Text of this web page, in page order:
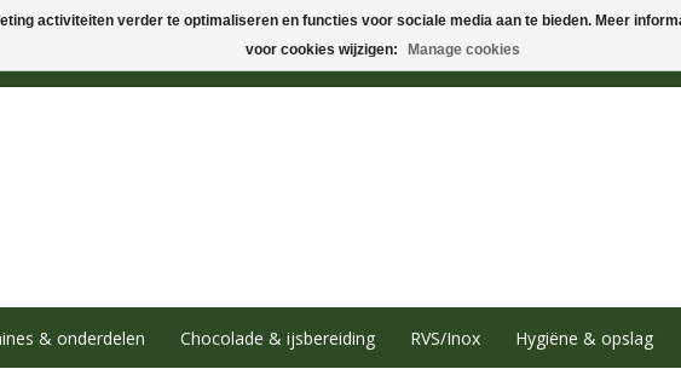
& onderdelen Chocolade & ijsbereiding RVS/Inox Hygiëne & opslag
activiteiten verder te optimaliseren en functies voor sociale media aan te bieden. Meer
voor cookies wijzigen:
Manage cookies